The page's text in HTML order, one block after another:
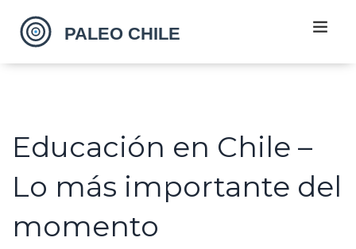
Educación en Chile –
Lo más importante del
momento